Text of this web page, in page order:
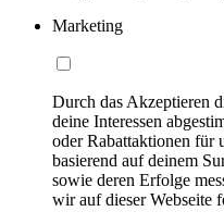
Marketing
Durch das Akzeptieren
deine Interessen
oder Rabattaktionen für
basierend auf deinem
sowie deren Erfolge
wir auf dieser Webseite